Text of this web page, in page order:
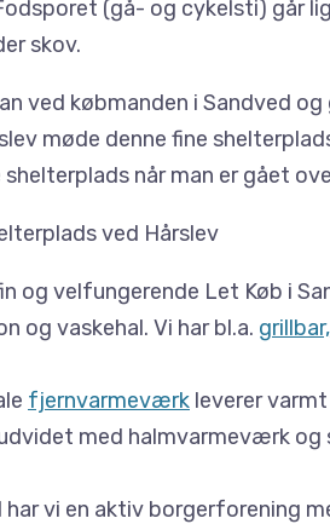
(gå- og cykelsti) går
skov.
ved købmanden i Sandved
møde denne fine
når man er gået
og velfungerende Let Køb i
og vaskehal. Vi har bl.a.
fjernvarmeværk leverer
med halmvarmeværk
har vi en aktiv borgerforening